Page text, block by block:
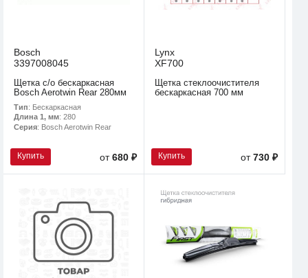
Bosch
3397008045
Щетка с/о бескаркасная
Bosch Aerotwin Rear 280мм
Тип: Бескаркасная
Длина 1, мм: 280
Серия: Bosch Aerotwin Rear
Купить от680 ₽
Lynx
XF700
Щетка стеклоочистителя
бескаркасная 700 мм
Купить от730 ₽